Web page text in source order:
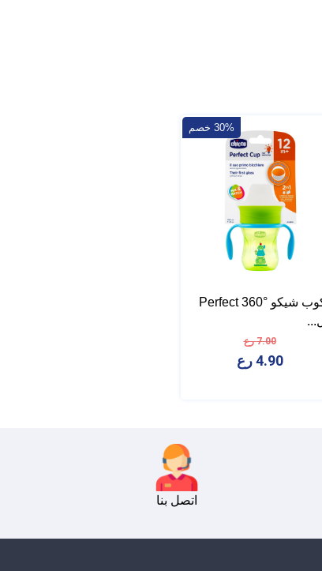
30% خصم
كوب شيكو Perfect 360°
7.00 رع
4.90 رع
اتصل بنا